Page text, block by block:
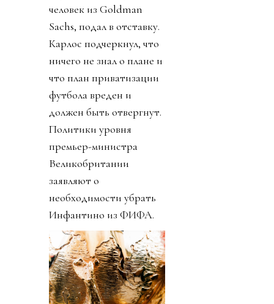
человек из Goldman
Sachs, подал в отставку.
Карлос подчеркнул, что
ничего не знал о плане и
что план приватизации
футбола вреден и
должен быть отвергнут.
Политики уровня
премьер-министра
Великобритании
заявляют о
необходимости убрать
Инфантино из ФИФА.